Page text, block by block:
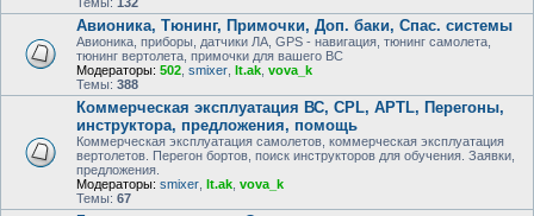
Авионика, Тюнинг, Примочки, Доп. баки, Спас. системы
Авионика, приборы, датчики ЛА, GPS - навигация, тюнинг самолета,
тюнинг вертолета, примочки для вашего ВС
Модераторы: 502 smixer lt.ak vova_k
Темы: 388
Коммерческая эксплуатация ВС, CPL, APTL, Перегоны,
инструктора, предложения, помощь
Коммерческая эксплуатация самолетов, коммерческая эксплуатация
вертолетов. Перегон бортов, поиск инструкторов для обучения. Заявки,
предложения.
Модераторы: smixer lt.ak vova_k
Темы: 67